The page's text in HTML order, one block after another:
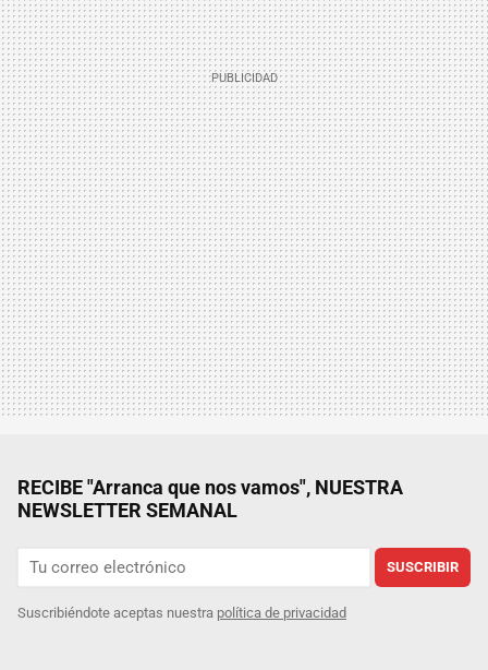
RECIBE "Arranca que nos vamos", NUESTRA
NEWSLETTER SEMANAL
SUSCRIBIR
Suscribiéndote aceptas nuestra política de privacidad